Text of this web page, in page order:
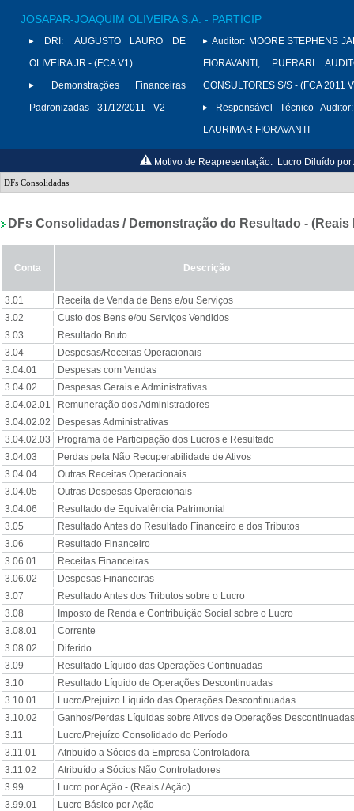
JOSAPAR-JOAQUIM OLIVEIRA S.A. - PARTICIP
DRI:
AUGUSTO LAURO DE
OLIVEIRA JR - (FCA V1)
Demonstrações Financeiras
Padronizadas - 31/12/2011 - V2
Auditor: MOORE STEPHENS
FIORAVANTI, PUERARI
CONSULTORES S/S - (FCA 2011
Responsável Técnico Auditor:
LAURIMAR FIORAVANTI
Motivo de Reapresentação: Lucro Diluído